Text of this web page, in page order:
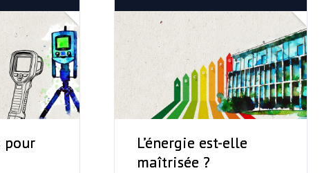
pour
L’énergie est-elle
maîtrisée ?